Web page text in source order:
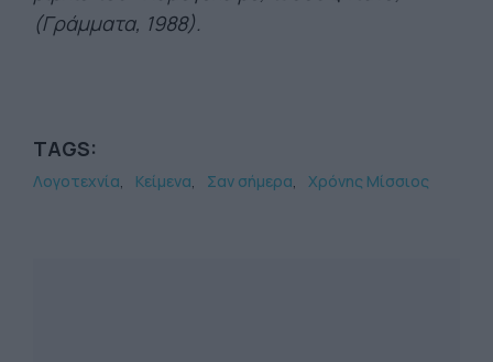
(Γράμματα, 1988).
TAGS:
Λογοτεχνία Κείμενα Σαν σήμερα Χρόνης Μίσσιος